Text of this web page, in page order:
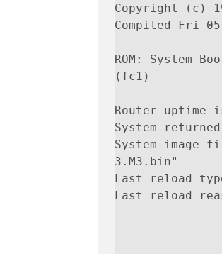
Copyright (c)
Compiled Fri
ROM: System
(fc1)
Router uptime
System
System image
3.M3.bin"
Last reload
Last reload